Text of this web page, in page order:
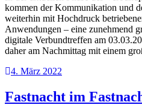
kommen der Kommunikation und
weiterhin mit Hochdruck
Anwendungen – eine zunehmend
digitale Verbundtreffen am
daher am Nachmittag mit einem
4. März 2022
Fastnacht im